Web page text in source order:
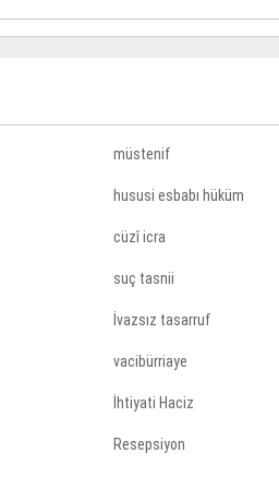
müstenif
hususi esbabı hüküm
cüzî icra
suç tasnii
İvazsız tasarruf
vacibürriaye
İhtiyati Haciz
Resepsiyon